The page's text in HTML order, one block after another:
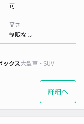
可
高さ
制限なし
ックス大型車・SUV
詳細へ